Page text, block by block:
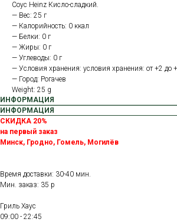
Соус Heinz Кисло-сладкий.
— Вес: 25 г
— Калорийность: 0 ккал
— Белки: 0 г
— Жиры: 0 г
— Углеводы: 0 г
— Условия хранения: условия хранения: от +2 до
— Город: Рогачев
Weight: 25 g
ИНФОРМАЦИЯ
ИНФОРМАЦИЯ
СКИДКА 20%
на первый заказ
Минск, Гродно, Гомель, Могилёв
Время доставки: 30-40 мин.
Мин. заказ: 35 р
Гриль Хаус
09:00 - 22:45